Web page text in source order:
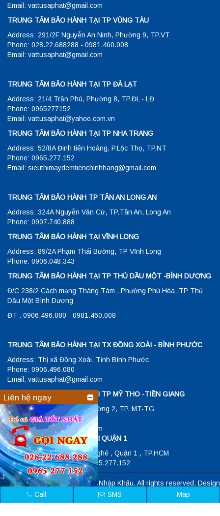
Call SMS Map
Email: vattusaphat@gmail.com
TRUNG TÂM BẢO HÀNH TẠI TP VŨNG TÀU
Address: 291/2F Nguyễn An Ninh, Phường 9, TP.VT
Phone: 028.22.688288 - 0981.460.008
Email: vattusaphat@gmail.com
TRUNG TÂM BẢO HÀNH TẠI TP ĐÀ LẠT
Address: 21/4 Trần Phú, Phường 8, TP.ĐL - LĐ
Phone: 0965277152
Email: vattusaphat@yahoo.com.vn
TRUNG TÂM BẢO HÀNH TẠI TP NHA TRANG
Address: 52/8A Đinh tiên Hoàng, P.Lộc Thọ, TP.NT
Phone: 0965.277.152
Email: sieuthimaydemtienchinhhang@gmail.com
TRUNG TÂM BẢO HÀNH TP TÂN AN LONG AN
Address: 324A Nguyễn Văn Cừ, TP.Tân An, Long An
Phone: 0907.740.888
TRUNG TÂM BẢO HÀNH TẠI VĨNH LONG
Address: 89/2A Phạm Thái Bường, TP Vĩnh Long
Phone: 0906.048.343
TRUNG TÂM BẢO HÀNH TẠI TP THỦ DẦU MỘT -BÌNH DƯƠNG
Đ/C 238/2 Cách mạng Tháng Tám , Phường Phú Hòa ,TP Thủ
Dầu Một Bình Dương
ĐT : 0906.496.080 - 0981.460.008
TRUNG TÂM BẢO HÀNH TẠI TX ĐỒNG XOÀI - BÌNH PHƯỚC
Address: Thị xã Đồng Xoài, Tỉnh Bình Phước
Phone: 0906.496.080
Email: vattusaphat@gmail.com
TRUNG TÂM BẢO HÀNH TẠI TP MỸ THO -TIỀN GIANG
Đ/C: 23/1 Hùng Vương , Phường 2, TP. MT-TG
ĐT: 0906048343
Email: vattusaphat@gmail.com
TRUNG TÂM BẢO HÀNH TẠI QUẬN 1
Address: 26 Lê Lợi , P.Bến Nghé , Quận 1 , TP.HCM
Phone: 028.22.688.288 - 0965.277.152
Copyright © Siêu Thị Điện Máy Nhập Khẩu. All rights reserved. Design
NAM BO VN Đang trực tuyến: 7 Tổng truy cập: 1135345
Liên hệ ngay